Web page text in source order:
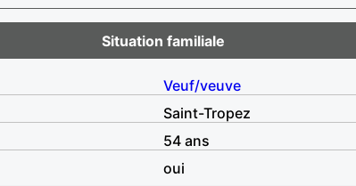
Situation familiale
Veuf/veuve
Saint-Tropez
54 ans
oui